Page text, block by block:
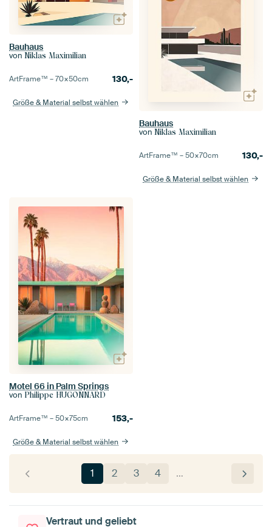
Bauhaus
von Niklas Maximilian
ArtFrame™ –70×50cm 130,-
Größe & Material selbst wählen
Bauhaus
von Niklas Maximilian
ArtFrame™ –50×70cm 130,-
Größe & Material selbst wählen
Motel 66 in Palm Springs
von Philippe HUGONNARD
ArtFrame™ –50×75cm 153,-
Größe & Material selbst wählen
1 2 3 4 …
Vertraut und geliebt